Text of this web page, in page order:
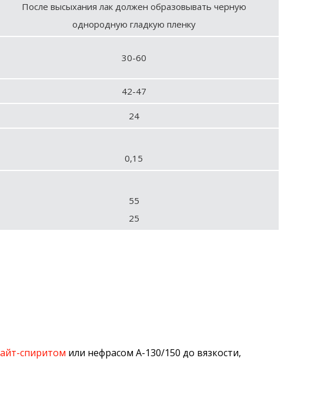
После высыхания лак должен образовывать черную
однородную гладкую пленку
30-60
42-47
24
0,15
55
25
спиритом или нефрасом А-130/150 до вязкости,